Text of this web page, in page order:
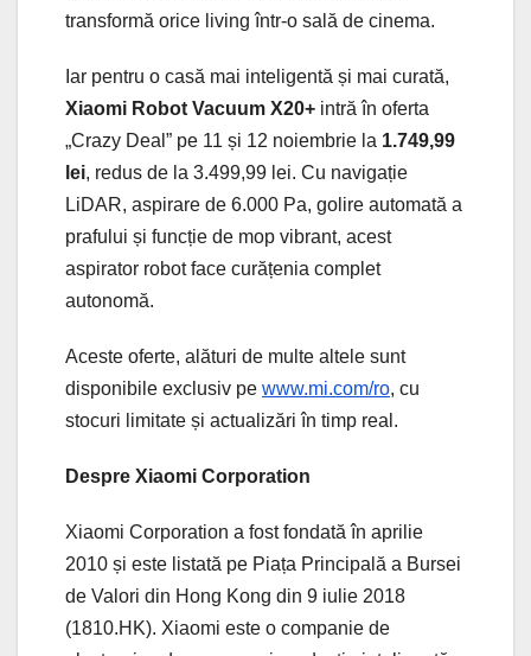
transformă orice living într-o sală de cinema.
Iar pentru o casă mai inteligentă și mai curată,
Xiaomi Robot Vacuum X20+ intră în oferta
„Crazy Deal” pe 11 și 12 noiembrie la 1.749,99
lei, redus de la 3.499,99 lei. Cu navigație
LiDAR, aspirare de 6.000 Pa, golire automată a
prafului și funcție de mop vibrant, acest
aspirator robot face curățenia complet
autonomă.
Aceste oferte, alături de multe altele sunt
disponibile exclusiv pe www.mi.com/ro, cu
stocuri limitate și actualizări în timp real.
Despre Xiaomi Corporation
Xiaomi Corporation a fost fondată în aprilie
2010 și este listată pe Piața Principală a Bursei
de Valori din Hong Kong din 9 iulie 2018
(1810.HK). Xiaomi este o companie de